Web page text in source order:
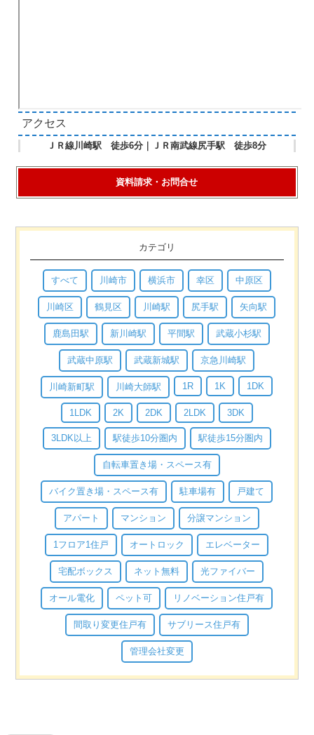
アクセス
ＪＲ線川崎駅 徒歩6分｜ＪＲ南武線尻手駅 徒歩8分
資料請求・お問合せ
カテゴリ
すべて 川崎市 横浜市 幸区 中原区
川崎区 鶴見区 川崎駅 尻手駅 矢向駅
鹿島田駅 新川崎駅 平間駅 武蔵小杉駅
武蔵中原駅 武蔵新城駅 京急川崎駅
川崎新町駅 川崎大師駅 1R 1K 1DK
1LDK 2K 2DK 2LDK 3DK
3LDK以上 駅徒歩10分圏内 駅徒歩15分圏内
自転車置き場・スペース有
バイク置き場・スペース有 駐車場有 戸建て
アパート マンション 分譲マンション
1フロア1住戸 オートロック エレベーター
宅配ボックス ネット無料 光ファイバー
オール電化 ペット可 リノベーション住戸有
間取り変更住戸有 サブリース住戸有
管理会社変更